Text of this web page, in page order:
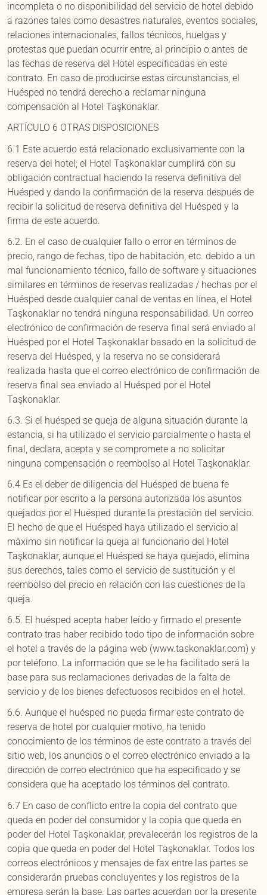
incompleta o no disponibilidad del servicio de hotel debido
a razones tales como desastres naturales, eventos sociales,
relaciones internacionales, fallos técnicos, huelgas y
protestas que puedan ocurrir entre, al principio o antes de
las fechas de reserva del Hotel especificadas en este
contrato. En caso de producirse estas circunstancias, el
Huésped no tendrá derecho a reclamar ninguna
compensación al Hotel Taşkonaklar.
ARTÍCULO 6 OTRAS DISPOSICIONES
6.1 Este acuerdo está relacionado exclusivamente con la
reserva del hotel; el Hotel Taşkonaklar cumplirá con su
obligación contractual haciendo la reserva definitiva del
Huésped y dando la confirmación de la reserva después de
recibir la solicitud de reserva definitiva del Huésped y la
firma de este acuerdo.
6.2. En el caso de cualquier fallo o error en términos de
precio, rango de fechas, tipo de habitación, etc. debido a un
mal funcionamiento técnico, fallo de software y situaciones
similares en términos de reservas realizadas / hechas por el
Huésped desde cualquier canal de ventas en línea, el Hotel
Taşkonaklar no tendrá ninguna responsabilidad. Un correo
electrónico de confirmación de reserva final será enviado al
Huésped por el Hotel Taşkonaklar basado en la solicitud de
reserva del Huésped, y la reserva no se considerará
realizada hasta que el correo electrónico de confirmación de
reserva final sea enviado al Huésped por el Hotel
Taşkonaklar.
6.3. Si el huésped se queja de alguna situación durante la
estancia, si ha utilizado el servicio parcialmente o hasta el
final, declara, acepta y se compromete a no solicitar
ninguna compensación o reembolso al Hotel Taşkonaklar.
6.4 Es el deber de diligencia del Huésped de buena fe
notificar por escrito a la persona autorizada los asuntos
quejados por el Huésped durante la prestación del servicio.
El hecho de que el Huésped haya utilizado el servicio al
máximo sin notificar la queja al funcionario del Hotel
Taşkonaklar, aunque el Huésped se haya quejado, elimina
sus derechos, tales como el servicio de sustitución y el
reembolso del precio en relación con las cuestiones de la
queja.
6.5. El huésped acepta haber leído y firmado el presente
contrato tras haber recibido todo tipo de información sobre
el hotel a través de la página web (www.taskonaklar.com) y
por teléfono. La información que se le ha facilitado será la
base para sus reclamaciones derivadas de la falta de
servicio y de los bienes defectuosos recibidos en el hotel.
6.6. Aunque el huésped no pueda firmar este contrato de
reserva de hotel por cualquier motivo, ha tenido
conocimiento de los términos de este contrato a través del
sitio web, los anuncios o el correo electrónico enviado a la
dirección de correo electrónico que ha especificado y se
considera que ha aceptado los términos del contrato.
6.7 En caso de conflicto entre la copia del contrato que
queda en poder del consumidor y la copia que queda en
poder del Hotel Taşkonaklar, prevalecerán los registros de la
copia que queda en poder del Hotel Taşkonaklar. Todos los
correos electrónicos y mensajes de fax entre las partes se
considerarán pruebas concluyentes y los registros de la
empresa serán la base. Las partes acuerdan por la presente